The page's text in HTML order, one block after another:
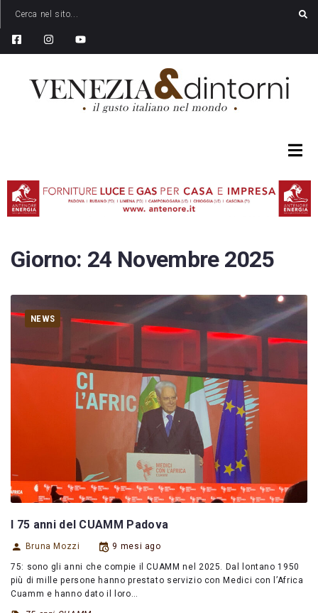
Giorno: 24 Novembre 2025
NEWS
I 75 anni del CUAMM Padova
Bruna Mozzi 9 mesi ago
75: sono gli anni che compie il CUAMM nel 2025. Dal lontano 1950
più di mille persone hanno prestato servizio con Medici con l’Africa
Cuamm e hanno dato il loro…